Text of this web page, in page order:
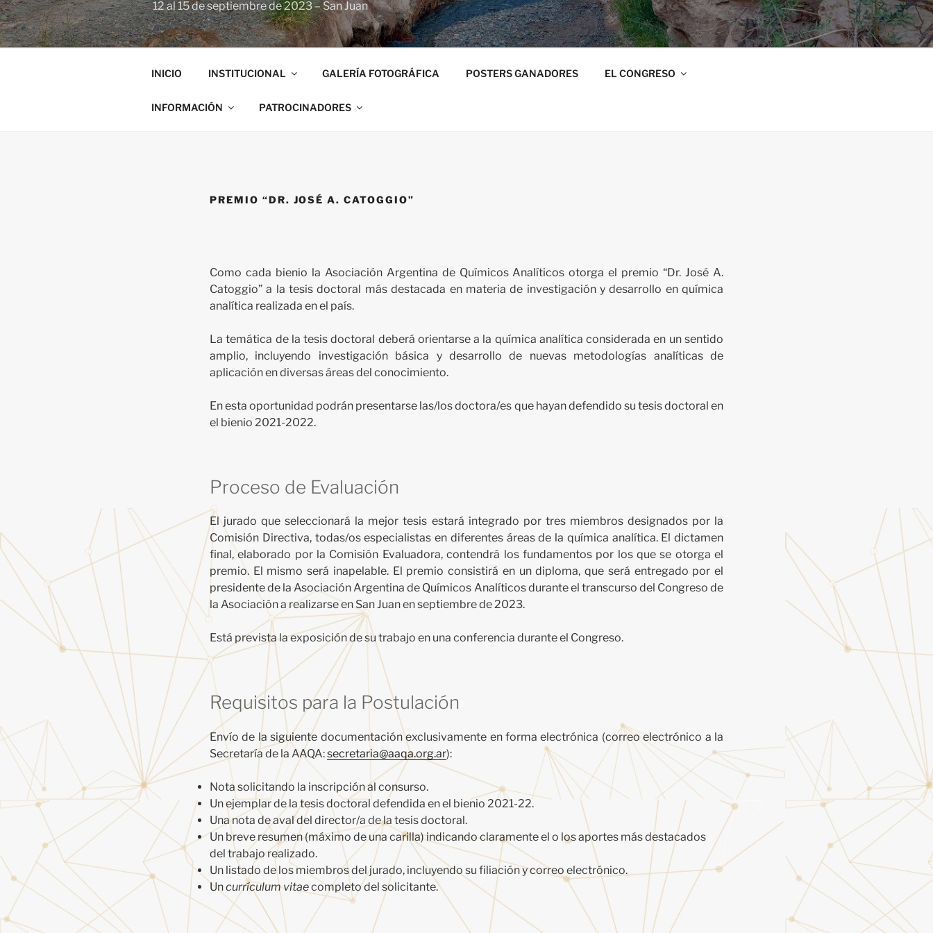
12 al 15 de septiembre de 2023 – San Juan
INICIO INSTITUCIONAL GALERÍA FOTOGRÁFICA POSTERS GANADORES EL CONGRESO
INFORMACIÓN PATROCINADORES
PREMIO “DR. JOSÉ A. CATOGGIO”
Como cada bienio la Asociación Argentina de Químicos Analíticos otorga el premio “Dr. José A.
Catoggio” a la tesis doctoral más destacada en materia de investigación y desarrollo en química
analítica realizada en el país.
La temática de la tesis doctoral deberá orientarse a la química analítica considerada en un sentido
amplio, incluyendo investigación básica y desarrollo de nuevas metodologías analíticas de
aplicación en diversas áreas del conocimiento.
En esta oportunidad podrán presentarse las/los doctora/es que hayan defendido su tesis doctoral en
el bienio 2021-2022.
Proceso de Evaluación
El jurado que seleccionará la mejor tesis estará integrado por tres miembros designados por la
Comisión Directiva, todas/os especialistas en diferentes áreas de la química analítica. El dictamen
final, elaborado por la Comisión Evaluadora, contendrá los fundamentos por los que se otorga el
premio. El mismo será inapelable. El premio consistirá en un diploma, que será entregado por el
presidente de la Asociación Argentina de Químicos Analíticos durante el transcurso del Congreso de
la Asociación a realizarse en San Juan en septiembre de 2023.
Está prevista la exposición de su trabajo en una conferencia durante el Congreso.
Requisitos para la Postulación
Envío de la siguiente documentación exclusivamente en forma electrónica (correo electrónico a la
Secretaría de la AAQA:secretaria@aaqa.org.ar):
Nota solicitando la inscripción al consurso.
Un ejemplar de la tesis doctoral defendida en el bienio 2021-22.
Una nota de aval del director/a de la tesis doctoral.
Un breve resumen (máximo de una carilla) indicando claramente el o los aportes más destacados
del trabajo realizado.
Un listado de los miembros del jurado, incluyendo su filiación y correo electrónico.
Uncurrículum vitaecompleto del solicitante.